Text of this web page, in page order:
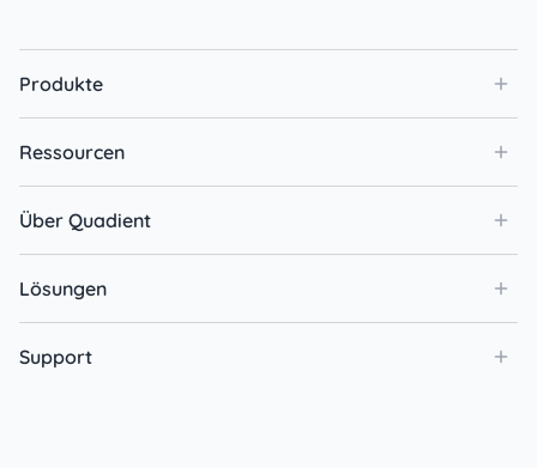
Produkte
Ressourcen
Über Quadient
Lösungen
Support